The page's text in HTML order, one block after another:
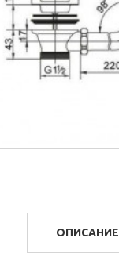
ОПИСАНИЕ